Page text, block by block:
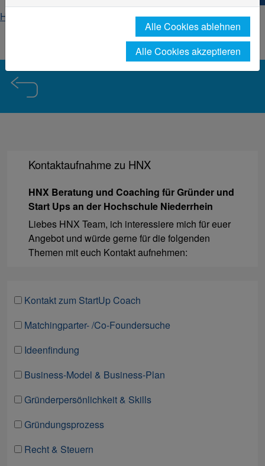
Home
Beratung für Studierende
Veranstaltungen
Kontaktaufnahme zu HNX
HNX Beratung und Coaching für Gründer und
Start Ups an der Hochschule Niederrhein
Liebes HNX Team, ich interessiere mich für euer
Angebot und würde gerne für die folgenden
Themen mit euch Kontakt aufnehmen:
Kontakt zum StartUp Coach
Matchingparter- /Co-Foundersuche
Ideenfindung
Business-Model & Business-Plan
Gründerpersönlichkeit & Skills
Gründungsprozess
Recht & Steuern
Alle Cookies ablehnen
Alle Cookies akzeptieren